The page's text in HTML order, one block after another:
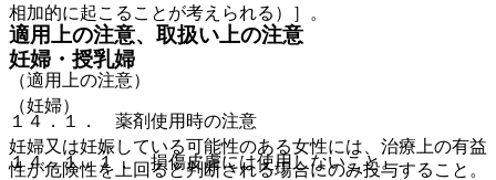
適用上の注意、取扱い上の注意
（適用上の注意）
１４．１． 薬剤使用時の注意
１４．１．１． 損傷皮膚には使用しないこと。
相加的に起こることが考えられる）］。
妊婦・授乳婦
（妊婦）
妊婦又は妊娠している可能性のある女性には、治療上の有益
性が危険性を上回ると判断される場合にのみ投与すること。